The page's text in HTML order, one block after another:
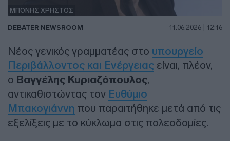
ΜΠΟΝΗΣ ΧΡΗΣΤΟΣ
DEBATER NEWSROOM 11.06.2026 | 12:16
Νέος γενικός γραμματέας στο υπουργείο
Περιβάλλοντος και Ενέργειας είναι, πλέον,
ο Βαγγέλης Κυριαζόπουλος,
αντικαθιστώντας τον Ευθύμιο
Μπακογιάννη που παραιτήθηκε μετά από τις
εξελίξεις με το κύκλωμα στις πολεοδομίες.